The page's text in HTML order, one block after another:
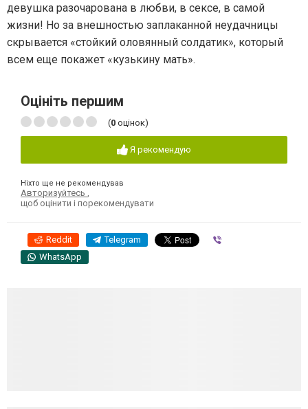
девушка разочарована в любви, в сексе, в самой
жизни! Но за внешностью заплаканной неудачницы
скрывается «стойкий оловянный солдатик», который
всем еще покажет «кузькину мать».
Оцініть першим
(0 оцінок)
Я рекомендую
Ніхто ще не рекомендував
Авторизуйтесь ,
щоб оцінити і порекомендувати
Reddit Telegram
WhatsApp